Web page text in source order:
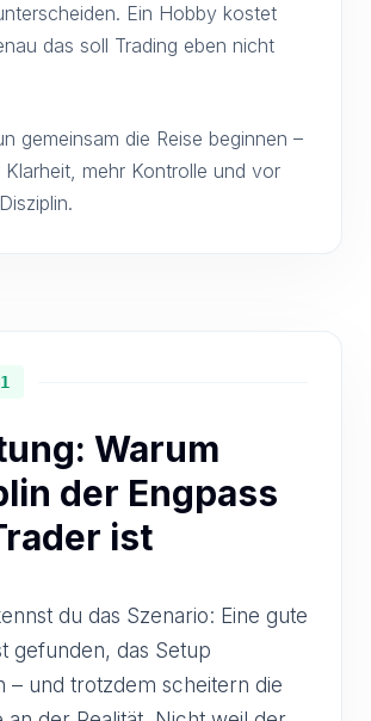
Ein Hobby kostet
das soll Trading eben nicht
gemeinsam die Reise beginnen –
Klarheit, mehr Kontrolle und vor
Warum
der Engpass
ist
du das Szenario: Eine gute
gefunden, das Setup
– und trotzdem scheitern die